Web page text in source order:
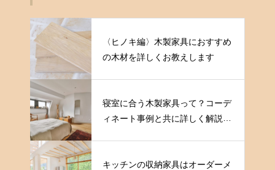
〈ヒノキ編〉木製家具におすすめ
の木材を詳しくお教えします
寝室に合う木製家具って？コーデ
ィネート事例と共に詳しく解説し
キッチンの収納家具はオーダーメ